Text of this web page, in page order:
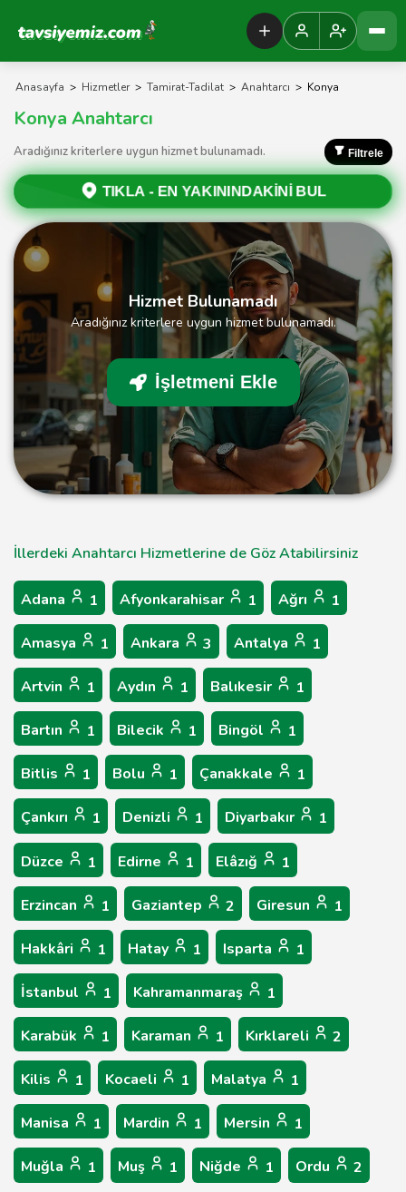
Tavsiyemiz Anasayfa
Anasayfa > Hizmetler > Tamirat-Tadilat > Anahtarcı > Konya
Konya Anahtarcı
Aradığınız kriterlere uygun hizmet bulunamadı. Filtrele
TIKLA - EN YAKININDAKİNİ BUL
Hizmet Bulunamadı
Aradığınız kriterlere uygun hizmet bulunamadı.
İşletmeni Ekle
İllerdeki Anahtarcı Hizmetlerine de Göz Atabilirsiniz
Adana 1 Afyonkarahisar 1 Ağrı 1
Amasya 1 Ankara 3 Antalya 1
Artvin 1 Aydın 1 Balıkesir 1
Bartın 1 Bilecik 1 Bingöl 1
Bitlis 1 Bolu 1 Çanakkale 1
Çankırı 1 Denizli 1 Diyarbakır 1
Düzce 1 Edirne 1 Elâzığ 1
Erzincan 1 Gaziantep 2 Giresun 1
Hakkâri 1 Hatay 1 Isparta 1
İstanbul 1 Kahramanmaraş 1
Karabük 1 Karaman 1 Kırklareli 2
Kilis 1 Kocaeli 1 Malatya 1
Manisa 1 Mardin 1 Mersin 1
Muğla 1 Muş 1 Niğde 1 Ordu 2